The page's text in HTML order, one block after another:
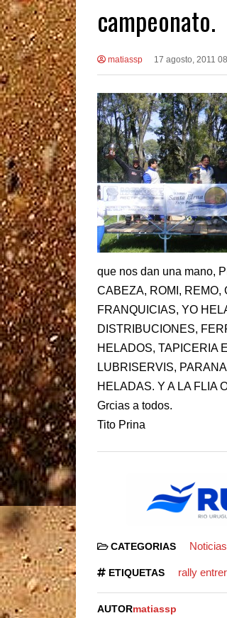
campeonato.
matiassp 17 agosto, 2011
que nos dan una mano,
CABEZA, ROMI, REMO,
FRANQUICIAS, YO
DISTRIBUCIONES,
HELADOS, TAPICERIA
LUBRISERVIS,
HELADAS. Y A LA FLIA
Grcias a todos.
Tito Prina
CATEGORIAS Noticias
ETIQUETAS rally
AUTORmatiassp